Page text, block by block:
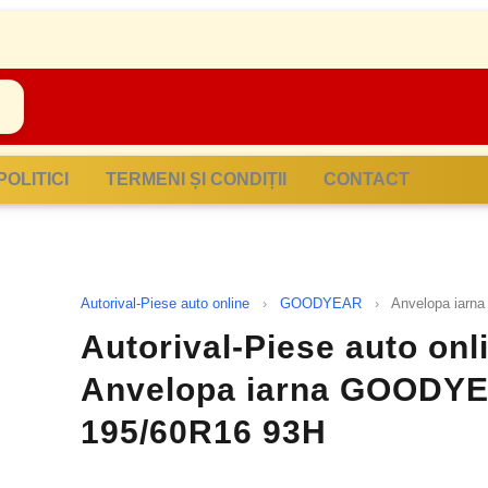
POLITICI TERMENI ȘI CONDIȚII CONTACT
Autorival-Piese auto online › GOODYEAR › Anvelopa
Autorival-Piese auto
Anvelopa iarna
195/60R16 93H